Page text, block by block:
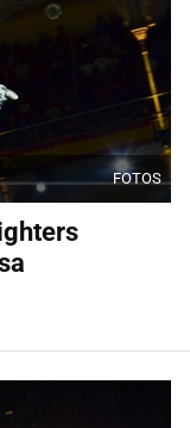
FOTOS